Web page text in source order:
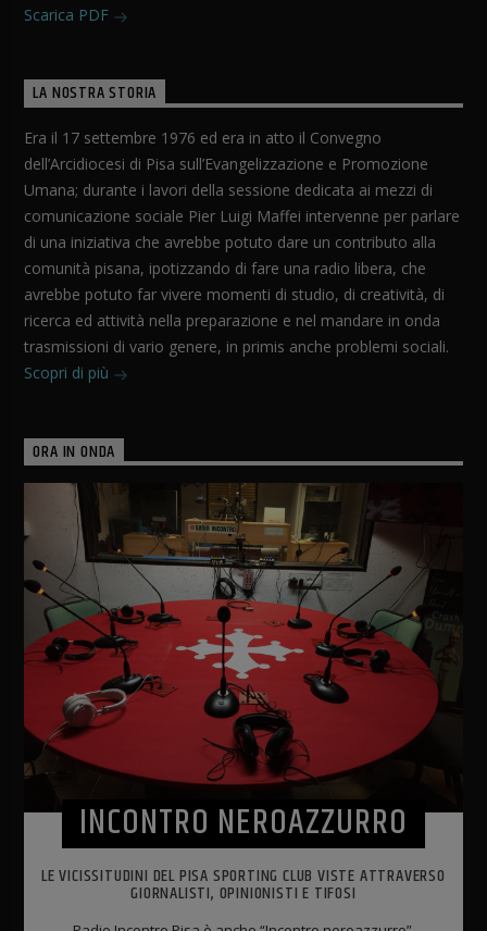
Scarica PDF
LA NOSTRA STORIA
Era il 17 settembre 1976 ed era in atto il Convegno
dell’Arcidiocesi di Pisa sull’Evangelizzazione e Promozione
Umana; durante i lavori della sessione dedicata ai mezzi di
comunicazione sociale Pier Luigi Maffei intervenne per parlare
di una iniziativa che avrebbe potuto dare un contributo alla
comunità pisana, ipotizzando di fare una radio libera, che
avrebbe potuto far vivere momenti di studio, di creatività, di
ricerca ed attività nella preparazione e nel mandare in onda
trasmissioni di vario genere, in primis anche problemi sociali.
Scopri di più
ORA IN ONDA
INCONTRO NEROAZZURRO
LE VICISSITUDINI DEL PISA SPORTING CLUB VISTE ATTRAVERSO
GIORNALISTI, OPINIONISTI E TIFOSI